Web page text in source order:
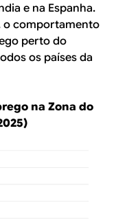
e na Espanha.
o comportamento
perto do
os países da
na Zona do